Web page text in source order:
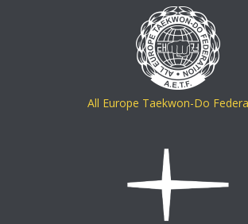
All Europe Taekwon-Do